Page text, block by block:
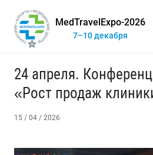
MedTravelExpo-2026
7–10 декабря
24 апреля.
«Рост продаж
15 / 04 / 2026